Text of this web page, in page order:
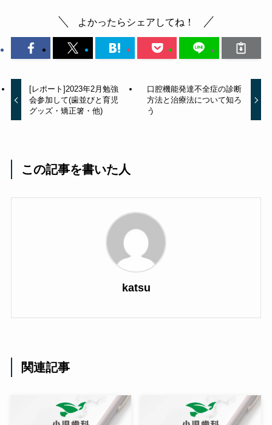
よかったらシェアしてね！
[レポート]2023年2月勉強
会参加して(歯並びと育児
グッズ・矯正箸・他)
口腔機能発達不全症の診断
方法と治療法について知ろ
う
この記事を書いた人
katsu
関連記事